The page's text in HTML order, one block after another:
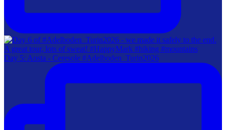
Day 5: Aosta - Ceresole #Adelboden_Turin2026